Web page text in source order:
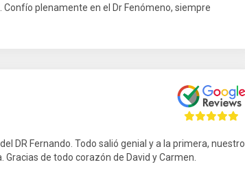
plenamente en el Dr Fenómeno, siempre
DR Fernando. Todo salió genial y a la primera, nuestro
de todo corazón de David y Carmen.